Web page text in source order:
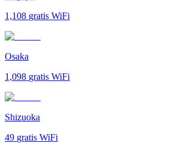
1,108 gratis WiFi
Osaka
1,098 gratis WiFi
Shizuoka
49 gratis WiFi